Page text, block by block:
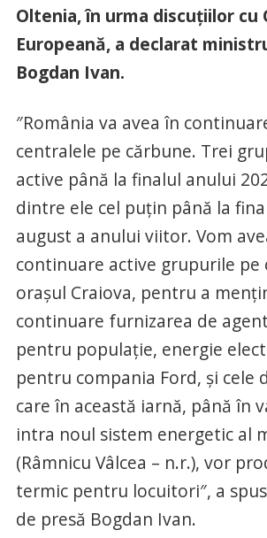
Oltenia, în urma discuțiilor cu
Europeană, a declarat
Bogdan Ivan.
″România va avea în
centralele pe cărbune. Trei
active până la finalul anului
dintre ele cel puțin până la
august a anului viitor. Vom
continuare active grupurile pe
orașul Craiova, pentru a
continuare furnizarea de
pentru populație, energie
pentru compania Ford, și cele
care în această iarnă, până în
intra noul sistem energetic al
(Râmnicu Vâlcea – n.r.), vor
termic pentru locuitori″, a
de presă Bogdan Ivan.